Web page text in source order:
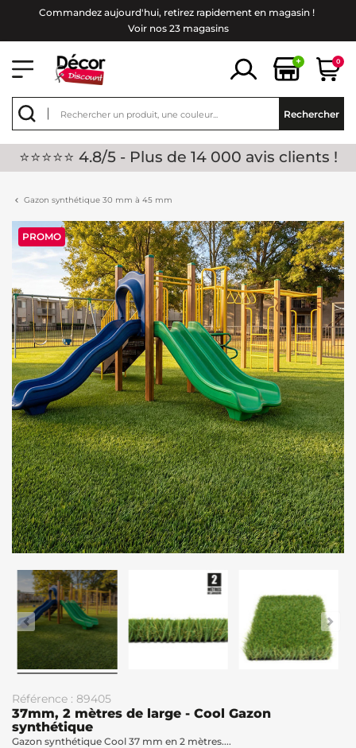
Commandez aujourd'hui, retirez rapidement en magasin !
Voir nos 23 magasins
+ 0
Rechercher
⭐⭐⭐⭐⭐ 4.8/5 - Plus de 14 000 avis clients !
Gazon synthétique 30 mm à 45 mm
PROMO
Référence : 89405
37mm, 2 mètres de large - Cool Gazon
synthétique
Gazon synthétique Cool 37 mm en 2 mètres....